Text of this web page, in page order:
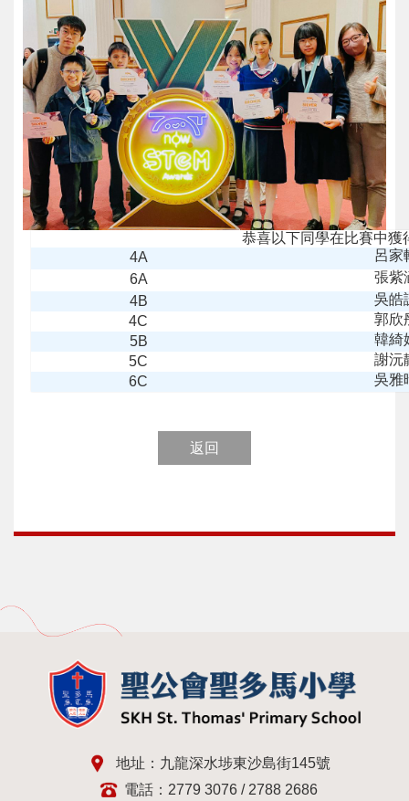
恭喜以下同學在比賽中獲
4A
呂家
6A
張紫
4B
吳皓
4C
郭欣
5B
韓綺
5C
謝沅
6C
吳雅
返回
地址：九龍深水埗東沙島街145號
電話：2779 3076 / 2788 2686